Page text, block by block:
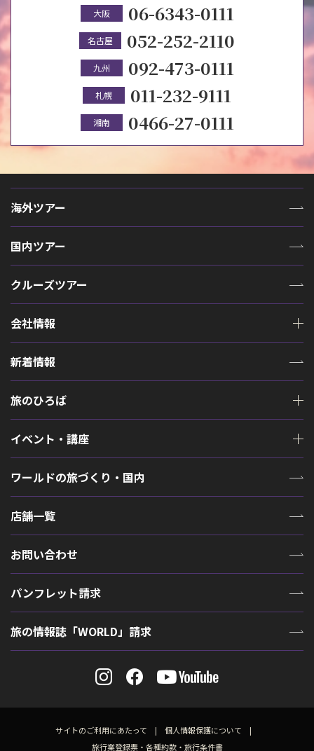
大阪 06-6343-0111
名古屋 052-252-2110
九州 092-473-0111
札幌 011-232-9111
湘南 0466-27-0111
海外ツアー
国内ツアー
クルーズツアー
会社情報
新着情報
旅のひろば
イベント・講座
ワールドの旅づくり・国内
店舗一覧
お問い合わせ
パンフレット請求
旅の情報誌「WORLD」請求
サイトのご利用にあたって
個人情報保護について
旅行業登録票・各種約款・旅行条件書